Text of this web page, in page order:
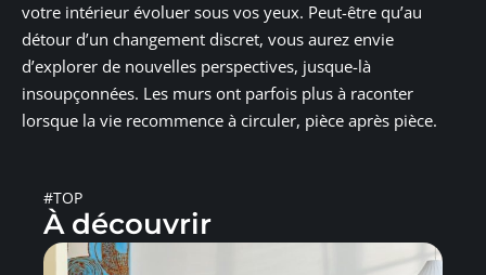
votre intérieur évoluer sous vos yeux. Peut-être qu’au
détour d’un changement discret, vous aurez envie
d’explorer de nouvelles perspectives, jusque-là
insoupçonnées. Les murs ont parfois plus à raconter
lorsque la vie recommence à circuler, pièce après pièce.
#TOP
À découvrir